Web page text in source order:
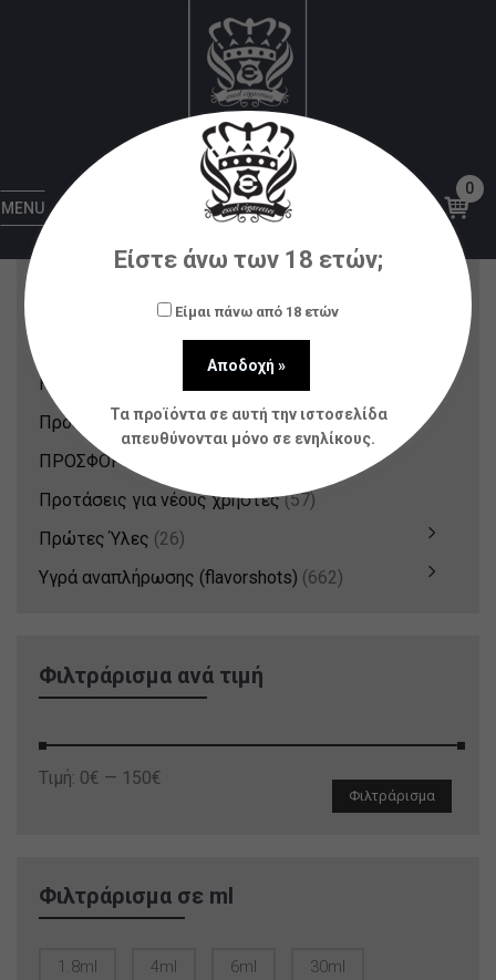
MENU
0
Πρόσφατα Προϊόντα
Πρόσφατα Προϊόντα
Κατηγορίες Προϊόντων
Nicotine Pouches & Strips (12)
Ηλεκτρονικά Τσιγάρα
Πρόσφατα Προϊόντα (214)
ΠΡΟΣΦΟΡΕΣ
Προτάσεις για νέους χρήστες (57)
Πρώτες Ύλες (26)
Υγρά αναπλήρωσης (flavorshots) (662)
Φιλτράρισμα ανά τιμή
Ελάχιστη
Μέγιστη
Φιλτράρισμα
Τιμή: 0€ — 150€
Φιλτράρισμα σε ml
1.8ml 4ml 6ml 30ml
Είστε άνω των 18 ετών;
Είμαι πάνω από 18 ετών
Τα προϊόντα σε αυτή την ιστοσελίδα
απευθύνονται μόνο σε ενηλίκους.